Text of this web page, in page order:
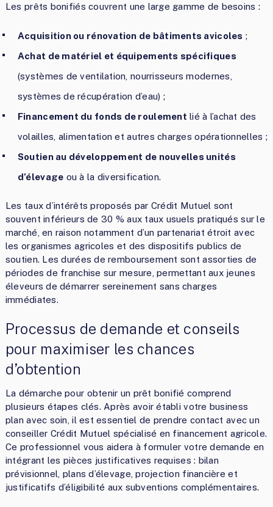
Les prêts bonifiés couvrent une large gamme de besoins :
Acquisition ou rénovation de bâtiments avicoles ;
Achat de matériel et équipements spécifiques
(systèmes de ventilation, nourrisseurs modernes,
systèmes de récupération d’eau) ;
Financement du fonds de roulement lié à l’achat des
volailles, alimentation et autres charges opérationnelles ;
Soutien au développement de nouvelles unités
d’élevage ou à la diversification.
Les taux d’intérêts proposés par Crédit Mutuel sont
souvent inférieurs de 30 % aux taux usuels pratiqués sur le
marché, en raison notamment d’un partenariat étroit avec
les organismes agricoles et des dispositifs publics de
soutien. Les durées de remboursement sont assorties de
périodes de franchise sur mesure, permettant aux jeunes
éleveurs de démarrer sereinement sans charges
immédiates.
Processus de demande et conseils
pour maximiser les chances
d’obtention
La démarche pour obtenir un prêt bonifié comprend
plusieurs étapes clés. Après avoir établi votre business
plan avec soin, il est essentiel de prendre contact avec un
conseiller Crédit Mutuel spécialisé en financement agricole.
Ce professionnel vous aidera à formuler votre demande en
intégrant les pièces justificatives requises : bilan
prévisionnel, plans d’élevage, projection financière et
justificatifs d’éligibilité aux subventions complémentaires.